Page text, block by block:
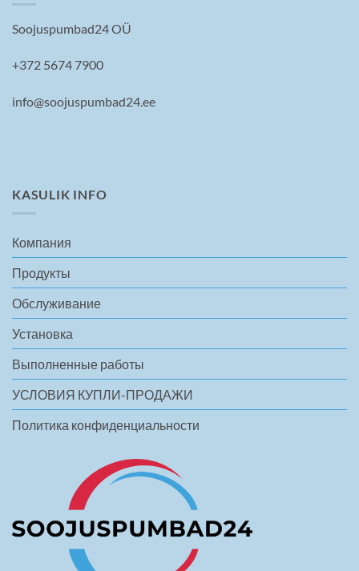
Soojuspumbad24 OÜ
+372 5674 7900
info@soojuspumbad24.ee
KASULIK INFO
Компания
Продукты
Обслуживание
Установка
Выполненные работы
УСЛОВИЯ КУПЛИ-ПРОДАЖИ
Политика конфиденциальности